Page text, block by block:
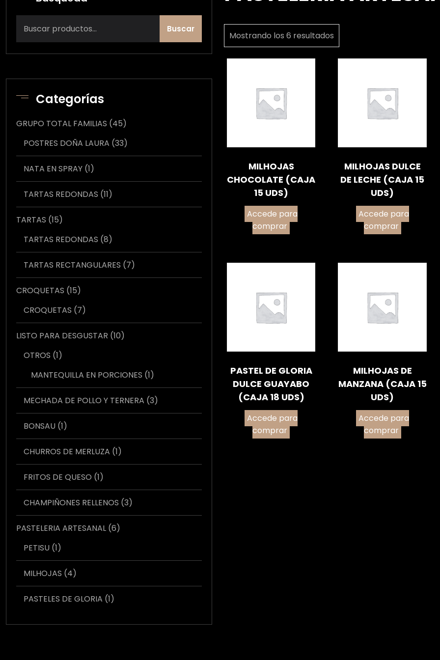
Buscar
Categorías
GRUPO TOTAL FAMILIAS 4545
POSTRES DOÑA LAURA 3333
productos
NATA EN SPRAY 11
producto
TARTAS REDONDAS 1111
productos
TARTAS 1515
TARTAS REDONDAS 88
productos
TARTAS RECTANGULARES 77
productos
CROQUETAS 1515
CROQUETAS 77
productos
LISTO PARA DESGUSTAR 1010
OTROS 11
MANTEQUILLA EN PORCIONES 11
producto
MECHADA DE POLLO Y TERNERA 33
productos
BONSAU 11
producto
CHURROS DE MERLUZA 11
producto
FRITOS DE QUESO 11
producto
CHAMPIÑONES RELLENOS 33
productos
PASTELERIA ARTESANAL 66
PETISU 11
producto
MILHOJAS 44
productos
PASTELES DE GLORIA 11
Mostrando los 6 resultados
MILHOJAS
CHOCOLATE (CAJA
15 UDS)
Accede para
comprar
MILHOJAS DULCE
DE LECHE (CAJA 15
UDS)
Accede para
comprar
PASTEL DE GLORIA
DULCE GUAYABO
(CAJA 18 UDS)
Accede para
comprar
MILHOJAS DE
MANZANA (CAJA 15
UDS)
Accede para
comprar